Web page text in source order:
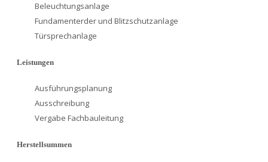
Beleuchtungsanlage
Fundamenterder und Blitzschutzanlage
Türsprechanlage
Leistungen
Ausführungsplanung
Ausschreibung
Vergabe Fachbauleitung
Herstellsummen